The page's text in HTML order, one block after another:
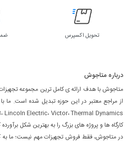
تحویل اکسپرس
درباره متاجوش
متاجوش با هدف ارائه ی کامل ترین مجموعه
از مراجع معتبر در این حوزه تبدیل شده است. ما
کارگاه ها و پروژه های بزرگ را به بهترین شکل برآورده
در متاجوش، فقط فروش تجهیزات مهم نیست؛ ما